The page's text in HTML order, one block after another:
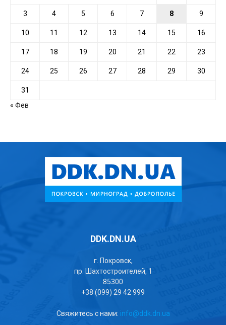
3 4 5 6 7 8 9
10 11 12 13 14 15 16
17 18 19 20 21 22 23
24 25 26 27 28 29 30
31
« Фев
DDK.DN.UA
г. Покровск,
пр. Шахтостроителей, 1
85300
+38 (099) 29 42 999
Свяжитесь с нами: info@ddk.dn.ua